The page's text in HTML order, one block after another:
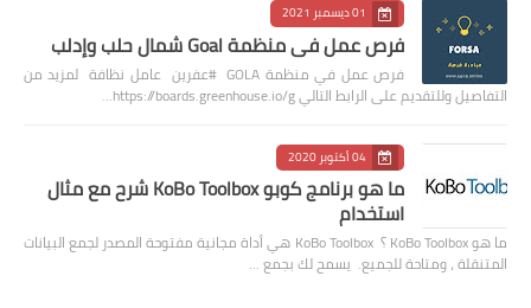
01 ديسمبر 2021
فرص عمل في منظمة Goal شمال حلب وإدلب
فرص عمل في منظمة GOLA #عفرين عامل نظافة لمزيد من
التفاصيل وللتقديم على الرابط التالي https://boards.greenhouse.io/g…
04 أكتوبر 2020
ما هو برنامج كوبو KoBo Toolbox شرح مع مثال
استخدام
ما هو KoBo Toolbox ؟ KoBo Toolbox هي أداة مجانية مفتوحة المصدر لجمع البيانات
المتنقلة ، ومتاحة للجميع. يسمح لك بجمع …